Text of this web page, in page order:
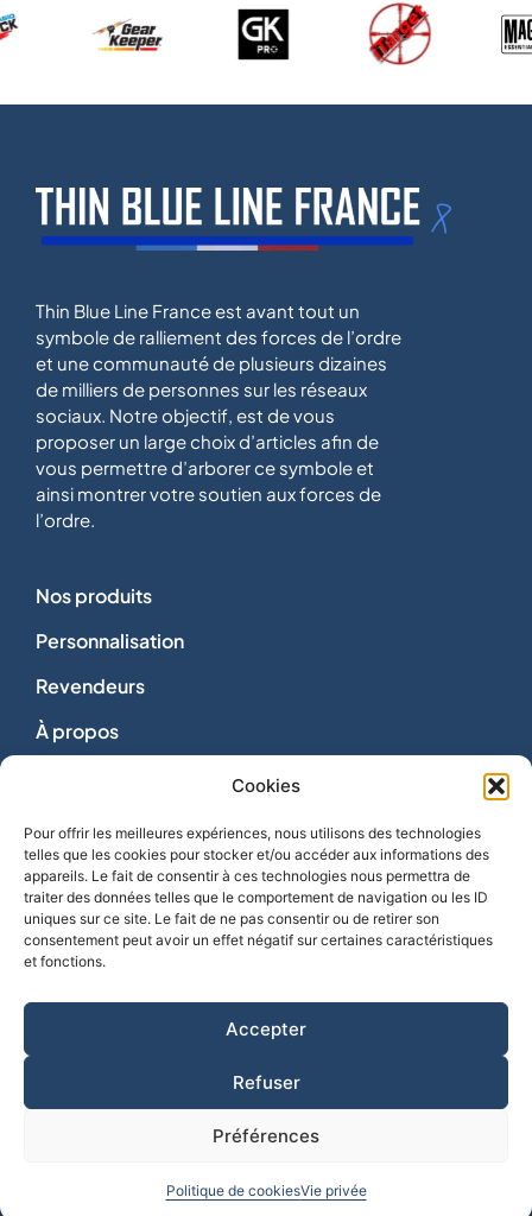
Cookies
Pour offrir les meilleures expériences, nous utilisons des technologies
telles que les cookies pour stocker et/ou accéder aux informations des
appareils. Le fait de consentir à ces technologies nous permettra de
traiter des données telles que le comportement de navigation ou les ID
uniques sur ce site. Le fait de ne pas consentir ou de retirer son
consentement peut avoir un effet négatif sur certaines caractéristiques
et fonctions.
Accepter
Refuser
Préférences
Politique de cookiesVie privée
Thin Blue Line France est avant tout un
symbole de ralliement des forces de l’ordre
et une communauté de plusieurs dizaines
de milliers de personnes sur les réseaux
sociaux. Notre objectif, est de vous
proposer un large choix d’articles afin de
vous permettre d’arborer ce symbole et
ainsi montrer votre soutien aux forces de
l’ordre.
Nos produits
Personnalisation
Revendeurs
À propos
Vie privée